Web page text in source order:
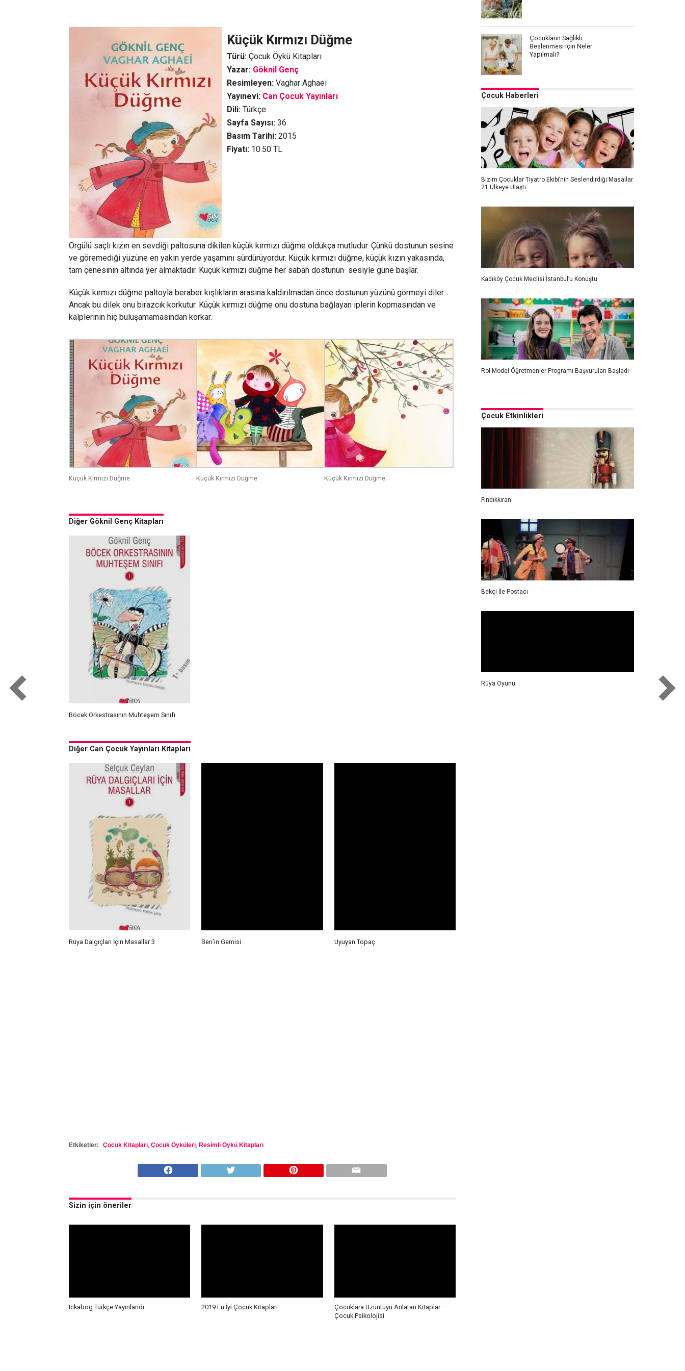
Küçük Kırmızı Düğme
Türü:Çocuk Öykü Kitapları
Yazar: Göknil Genç
Resimleyen:Vaghar Aghaei
Yayınevi: Can Çocuk Yayınları
Dili: Türkçe
Sayfa Sayısı: 36
Basım Tarihi: 2015
Fiyatı: 10.50TL
Örgülü saçlı kızın en sevdiği paltosuna dikilen küçük kırmızı düğme oldukça mutludur. Çünkü dostunun sesine
ve göremediği yüzüne en yakın yerde yaşamını sürdürüyordur. Küçük kırmızı düğme, küçük kızın yakasında,
tam çenesinin altında yer almaktadır. Küçük kırmızı düğme her sabah dostunun sesiyle güne başlar.
Küçük kırmızı düğme paltoyla beraber kışlıkların arasına kaldırılmadan önce dostunun yüzünü görmeyi diler.
Ancak bu dilek onu birazcık korkutur. Küçük kırmızı düğme onu dostuna bağlayan iplerin kopmasından ve
kalplerinin hiç buluşamamasından korkar.
Küçük Kırmızı Düğme Küçük Kırmızı Düğme Küçük Kırmızı Düğme
Diğer Göknil Genç Kitapları
Böcek Orkestrasının Muhteşem Sınıfı
Diğer Can Çocuk Yayınları Kitapları
Rüya Dalgıçları İçin Masallar 3 Ben’in Gemisi Uyuyan Topaç
Etkiketler: Çocuk Kitapları, Çocuk Öyküleri, Resimli Öykü Kitapları
Sizin için öneriler
Ickabog Türkçe Yayınlandı 2019 En İyi Çocuk Kitapları
Çocuklara Üzüntüyü Anlatan Kitaplar –
Çocuk Psikolojisi
Çocukların Sağlıklı
Beslenmesi için Neler
Yapılmalı?
Çocuk Haberleri
Bizim Çocuklar Tiyatro Ekibi’nin Seslendirdiği Masallar
21 Ülkeye Ulaştı
Kadıköy Çocuk Meclisi İstanbul’u Konuştu
Rol Model Öğretmenler Programı Başvuruları Başladı
Çocuk Etkinlikleri
Fındıkkıran
Bekçi İle Postacı
Rüya Oyunu